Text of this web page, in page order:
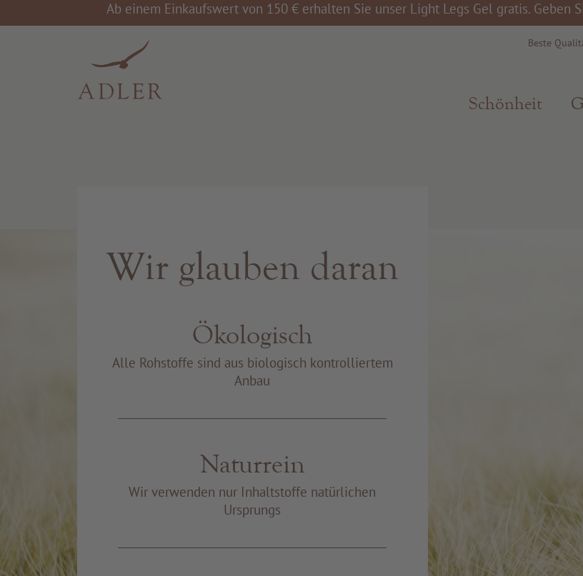
Ab einem Einkaufswert von 150 € erhalten Sie unser Light Legs Gel gratis. Geben
Beste
Schönheit
Wir glauben daran
Ökologisch
Alle Rohstoffe sind aus biologisch kontrolliertem
Anbau
Naturrein
Wir verwenden nur Inhaltstoffe natürlichen
Ursprungs